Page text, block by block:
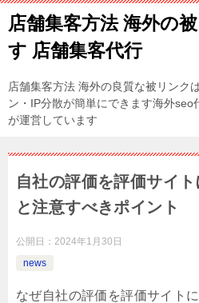
店舗集客方法 海外の
す 店舗集客代行
店舗集客方法 海外の良質な被リンク
ン・IP分散が簡単にできます海外
が運営しています
自社の評価を評価サイ
と注意すべきポイント
公開日： 2024年1月30日
news
なぜ自社の評価を評価サイト